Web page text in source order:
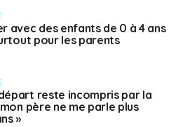
avec des enfants de 0 à 4 ans
pour les parents
reste incompris par la
père ne me parle plus
»